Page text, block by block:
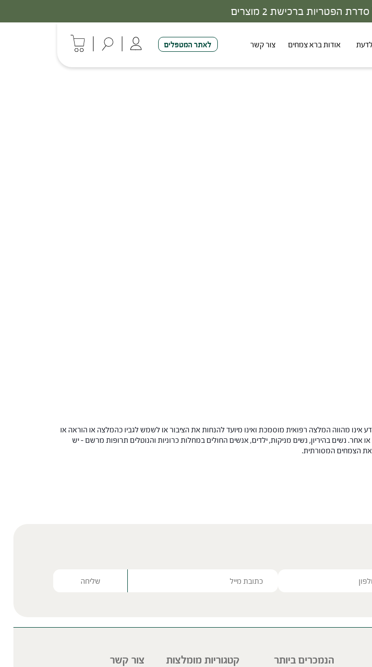
אודות ברא צמחים צור קשר לאתר המטפלים
מהווה המלצה רפואית מוסמכת ואינו מיועד להנחות את הציבור או לשמש לגביו כהמלצה או הוראה או
אחר. נשים בהיריון, נשים מניקות, ילדים, אנשים החולים במחלות כרוניות והנוטלים תרופות מרשם – יש
הצמחים המסורתית.
הנמכרים ביותר קטגוריות מומלצות צור קשר